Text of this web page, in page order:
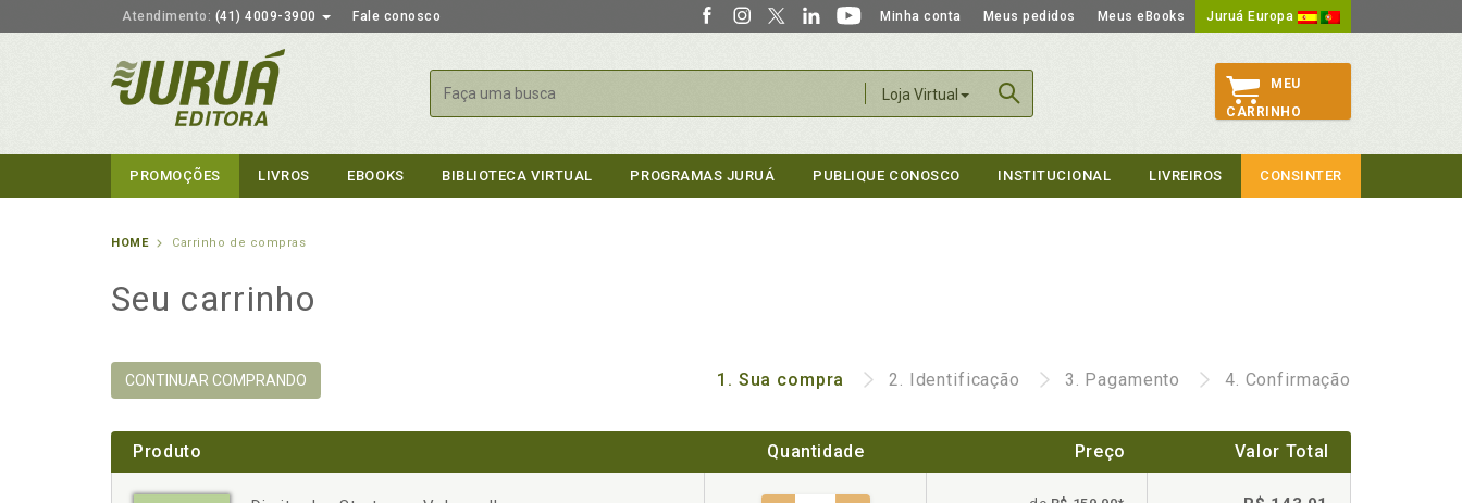
Atendimento: (41) 4009-3900 Fale conosco Minha conta Meus pedidos Meus eBooks Juruá Europa
Loja Virtual
Buscar
MEU
CARRINHO
PROMOÇÕES LIVROS EBOOKS BIBLIOTECA VIRTUAL PROGRAMAS JURUÁ PUBLIQUE CONOSCO INSTITUCIONAL LIVREIROS CONSINTER
HOME Carrinho de compras
Seu carrinho
CONTINUAR COMPRANDO 1. Sua compra 2. Identificação 3. Pagamento 4. Confirmação
Produto Quantidade Preço Valor Total